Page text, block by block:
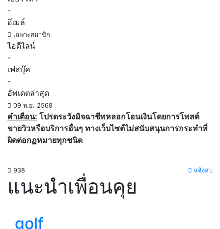
-
อีเมล์
เฉพาะสมาชิก
ไอดีไลน์
-
เฟสบุ๊ค
-
อัพเดตล่าสุด
09 พ.ย. 2568
คำเตือน: โปรดระวังมิจฉาชีพหลอกโอนเงินโดยการโพสต์
ขายวิวหรือบริการอื่นๆ ทางเว็บไซต์ไม่สนับสนุนการกระทำที่
ผิดต่อกฏหมายทุกชนิด
938 แจ้งลบ
แนะนำเพื่อนคุย
golf